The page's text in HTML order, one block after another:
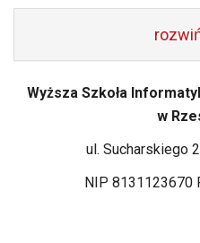
Wyższa Szkoła
w
ul. Sucharskiego
NIP 8131123670